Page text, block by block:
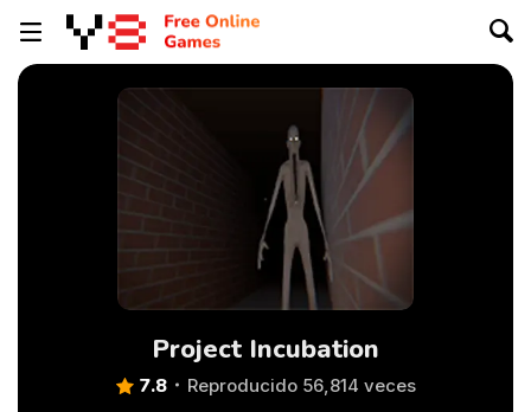
Project Incubation
7.8 Reproducido 56,814 veces